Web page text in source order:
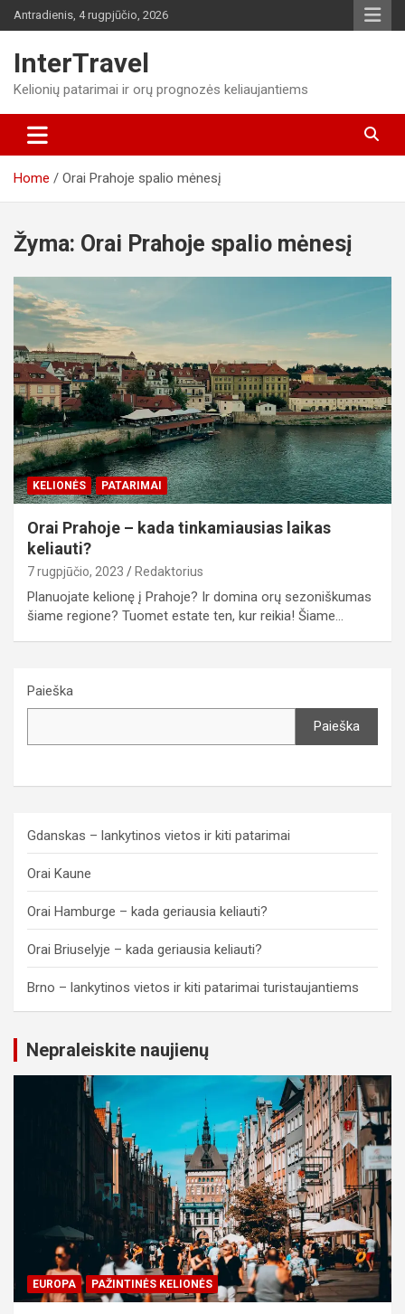
Skip
to
Antradienis, 4 rugpjūčio, 2026
InterTravel
Kelionių patarimai ir orų prognozės keliaujantiems
Home Orai Prahoje spalio mėnesį
Žyma: Orai Prahoje spalio mėnesį
KELIONĖS PATARIMAI
Orai Prahoje – kada tinkamiausias laikas
keliauti?
7 rugpjūčio, 2023 Redaktorius
Planuojate kelionę į Prahoje? Ir domina orų sezoniškumas
šiame regione? Tuomet estate ten, kur reikia! Šiame…
Paieška
Paieška
Gdanskas – lankytinos vietos ir kiti patarimai
Orai Kaune
Orai Hamburge – kada geriausia keliauti?
Orai Briuselyje – kada geriausia keliauti?
Brno – lankytinos vietos ir kiti patarimai turistaujantiems
Nepraleiskite naujienų
EUROPA PAŽINTINĖS KELIONĖS